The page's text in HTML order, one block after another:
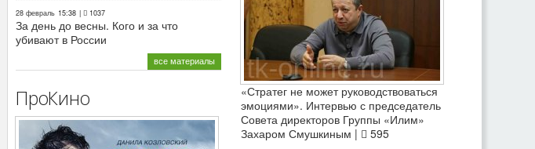
28 февраль 15:38 | 1037
За день до весны. Кого и за что
убивают в России
все материалы
ПроКино
«Стратег не может руководствоваться
эмоциями». Интервью с председатель
Совета директоров Группы «Илим»
Захаром Смушкиным |
595